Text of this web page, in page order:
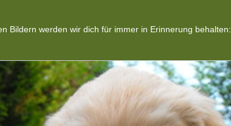
Bildern werden wir dich für immer in Erinnerung behalten: